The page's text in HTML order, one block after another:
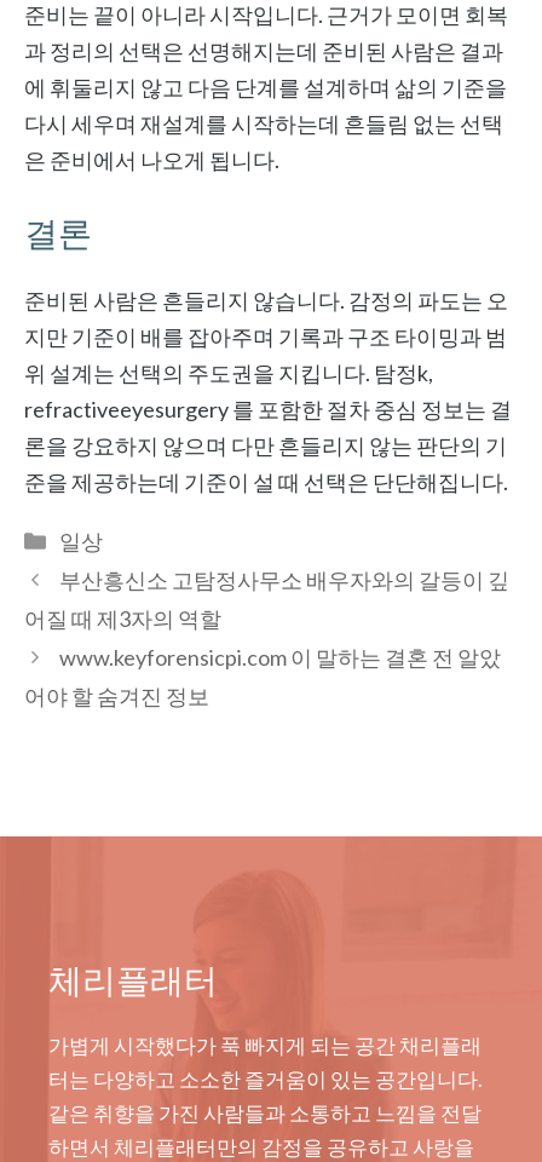
준비는 끝이 아니라 시작입니다. 근거가 모이면 회복
과 정리의 선택은 선명해지는데 준비된 사람은 결과
에 휘둘리지 않고 다음 단계를 설계하며 삶의 기준을
다시 세우며 재설계를 시작하는데 흔들림 없는 선택
은 준비에서 나오게 됩니다.
결론
준비된 사람은 흔들리지 않습니다. 감정의 파도는 오
지만 기준이 배를 잡아주며 기록과 구조 타이밍과 범
위 설계는 선택의 주도권을 지킵니다. 탐정k,
refractiveeyesurgery 를 포함한 절차 중심 정보는 결
론을 강요하지 않으며 다만 흔들리지 않는 판단의 기
준을 제공하는데 기준이 설 때 선택은 단단해집니다.
Categories
일상
부산흥신소 고탐정사무소 배우자와의 갈등이 깊
어질 때 제3자의 역할
www.keyforensicpi.com 이 말하는 결혼 전 알았
어야 할 숨겨진 정보
체리플래터
가볍게 시작했다가 푹 빠지게 되는 공간 채리플래
터는 다양하고 소소한 즐거움이 있는 공간입니다.
같은 취향을 가진 사람들과 소통하고 느낌을 전달
하면서 체리플래터만의 감정을 공유하고 사랑을